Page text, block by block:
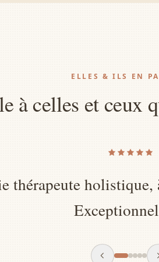
ELLES & ILS EN
à celles et ceux
accueil, Audrey est
compétente. Soin